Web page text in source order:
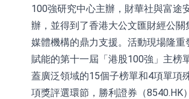
(02286.HK)漲+64.91%
100%
【異動股】焦炭Ⅲ板塊下
貓(601015.CN)跌8.38%
浙江證監局對財通證券股
採取出具警示函措施
山金國際：港股上市工作
100強研究中心主辦，財華社與富途
辦，並得到了香港大公文匯財經公關
媒體機構的鼎力支援。活動現場隆重
賦能的第十一屆「港股100強」主榜
蓋廣泛領域的15個子榜單和4項單項
項獎評選環節，勝利證券（8540.HK